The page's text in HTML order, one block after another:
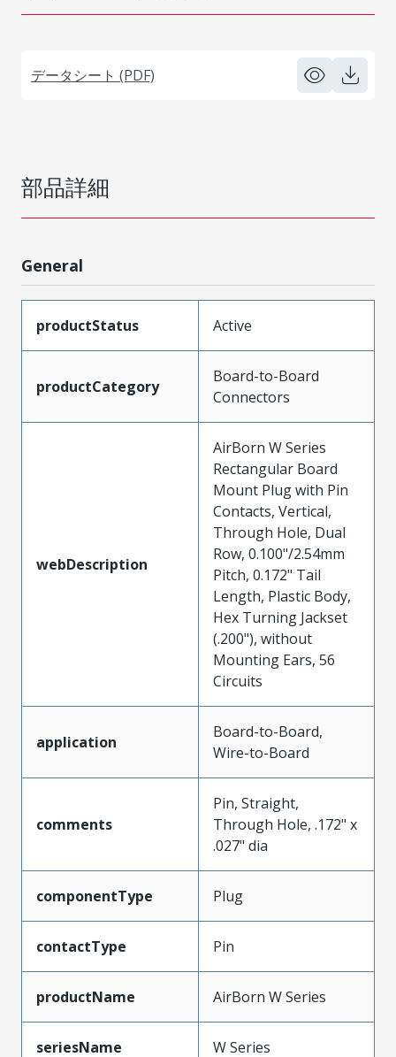
データシート (PDF)
部品詳細
General
productStatus Active
productCategory
Board-to-Board
Connectors
webDescription
AirBorn W Series
Rectangular Board
Mount Plug with Pin
Contacts, Vertical,
Through Hole, Dual
Row, 0.100"/2.54mm
Pitch, 0.172" Tail
Length, Plastic Body,
Hex Turning Jackset
(.200"), without
Mounting Ears, 56
Circuits
application
Board-to-Board,
Wire-to-Board
comments
Pin, Straight,
Through Hole, .172" x
.027" dia
componentType Plug
contactType Pin
productName AirBorn W Series
seriesName W Series